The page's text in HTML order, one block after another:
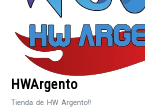
HWArgento
Tienda de HW Argento!!